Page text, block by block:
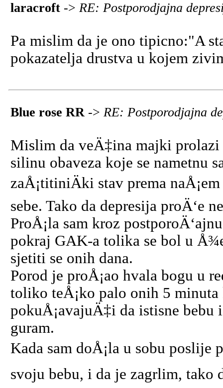
laracroft -> RE: Postporodjajna
Pa mislim da je ono tipicno:"A
pokazatelja drustva u kojem
Blue rose RR -> RE: Postporodjajna
Mislim da veÄ‡ina majki
silinu obaveza koje se nametnu
zaÅ¡titiniÄki stav prema
sebe. Tako da depresija proÄ‘e
ProÅ¡la sam kroz
pokraj GAK-a tolika se bol u
sjetiti se onih dana.
Porod je proÅ¡ao hvala bogu u
toliko teÅ¡ko palo onih 5 minuta
pokuÅ¡avajuÄ‡i da istisne bebu
guram.
Kada sam doÅ¡la u sobu poslije
svoju bebu, i da je zagrlim, tako